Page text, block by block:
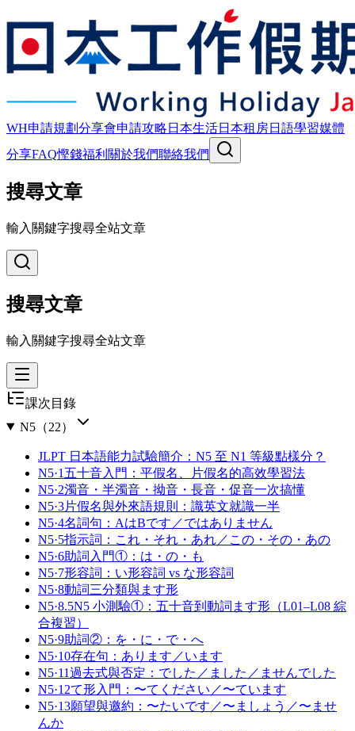
WH申請規劃分享會申請攻略 日本生活日本租房日語學習媒體
分享FAQ慳錢福利 關於我們聯絡我們
搜尋文章
輸入關鍵字搜尋全站文章
搜尋文章
輸入關鍵字搜尋全站文章
課次目錄
N5（22）
JLPT 日本語能力試驗簡介：N5 至 N1 等級點樣分？
N5·1 五十音入門：平假名、片假名的高效學習法
N5·2濁音・半濁音・拗音・長音・促音一次搞懂
N5·3片假名與外來語規則：識英文就識一半
N5·4名詞句：AはBです／ではありません
N5·5指示詞：これ・それ・あれ／この・その・あの
N5·6助詞入門①：は・の・も
N5·7形容詞：い形容詞 vs な形容詞
N5·8動詞三分類與ます形
N5·8.5N5 小測驗①：五十音到動詞ます形（L01–L08 綜
合複習）
N5·9助詞②：を・に・で・へ
N5·10存在句：あります／います
N5·11過去式與否定：でした／ました／ませんでした
N5·12て形入門：〜てください／〜ています
N5·13願望與邀約：〜たいです／〜ましょう／〜ませ
んか